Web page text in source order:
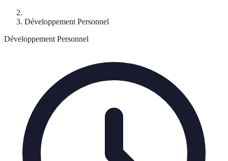
Développement Personnel
Développement Personnel